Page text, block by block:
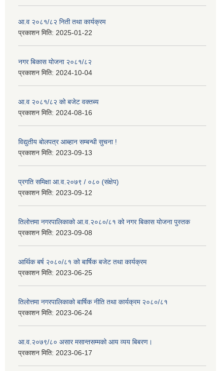
आ.व २०८१/८२ निती तथा कार्यक्रम
प्रकाशन मिति: 2025-01-22
नगर बिकास योजना २०८१/८२
प्रकाशन मिति: 2024-10-04
आ.व २०८१/८२ को बजेट वक्तब्य
प्रकाशन मिति: 2024-08-16
विद्युतीय बोलपत्र आब्हान सम्बन्धी सुचना !
प्रकाशन मिति: 2023-09-13
प्रगति समिक्षा आ.व.२०७९ / ०८० (संक्षेप)
प्रकाशन मिति: 2023-09-12
तिलोत्तमा नगरपालिकाको आ.व.२०८०/८१ को नगर बिकास योजना पुस्तक
प्रकाशन मिति: 2023-09-08
आर्थिक बर्ष २०८०/८१ को बार्षिक बजेट तथा कार्यक्रम
प्रकाशन मिति: 2023-06-25
तिलोत्तमा नगरपालिकाको बार्षिक नीति तथा कार्यक्रम २०८०/८१
प्रकाशन मिति: 2023-06-24
आ.व.२०७९/८० असार मसान्तसम्मको आय व्यय बिबरण।
प्रकाशन मिति: 2023-06-17